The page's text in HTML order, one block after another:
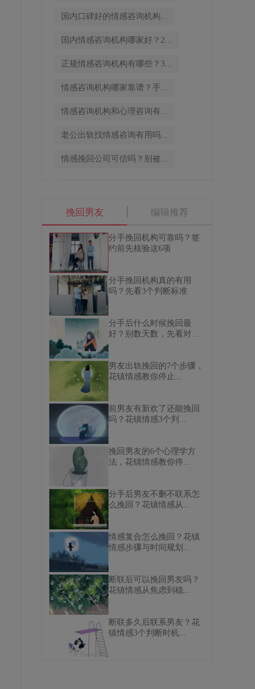
国内口碑好的情感咨询机构...
国内情感咨询机构哪家好？2...
正规情感咨询机构有哪些？3...
情感咨询机构哪家靠谱？手...
情感咨询机构和心理咨询有...
老公出轨找情感咨询有用吗...
情感挽回公司可信吗？别被...
挽回男友 编辑推荐
分手挽回机构可靠吗？签
约前先核验这6项
分手挽回机构真的有用
吗？先看3个判断标准
分手后什么时候挽回最
好？别数天数，先看对...
男友出轨挽回的7个步骤，
花镇情感教你停止...
前男友有新欢了还能挽回
吗？花镇情感3个判...
挽回男友的6个心理学方
法，花镇情感教你停...
分手后男友不删不联系怎
么挽回？花镇情感从...
情感复合怎么挽回？花镇
情感步骤与时间规划...
断联后可以挽回男友吗？
花镇情感从焦虑到稳...
断联多久后联系男友？花
镇情感3个判断时机...